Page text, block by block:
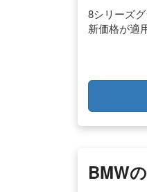
8シリーズ
新価格が適
BMW